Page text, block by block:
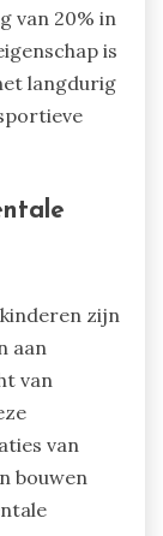
van 20% in
is
langdurig
zijn
aan
van
van
bouwen